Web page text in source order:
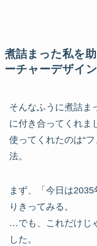
煮詰まった私を
ーチャーデザイ
そんなふうに煮詰ま
に付き合ってくれま
使ってくれたのは“
法。
まず、「今日は
りきってみる。
…でも、これだけじ
した。